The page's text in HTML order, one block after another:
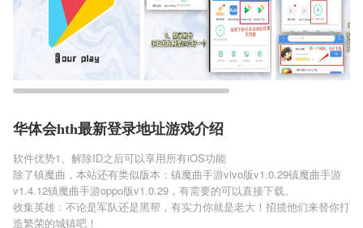
华体会hth最新登录地址游戏介绍
软件优势1、解除ID之后可以享用所有iOS功能
除了镇魔曲，本站还有类似版本：镇魔曲手游vivo版v1.0.29镇魔曲手游
v1.4.12镇魔曲手游oppo版v1.0.29，有需要的可以直接下载。
收集英雄：不论是军队还是黑帮，有实力你就是老大！招揽他们来替你打
造繁荣的城镇吧！